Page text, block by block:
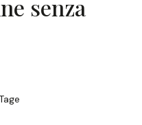
senza